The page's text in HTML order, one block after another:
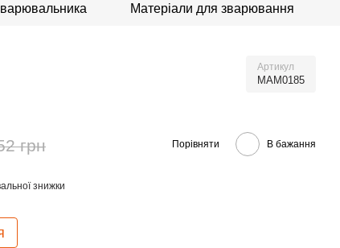
Матеріали для зварювання
Артикул
MAM0185
грн Порівняти В бажання
знижки